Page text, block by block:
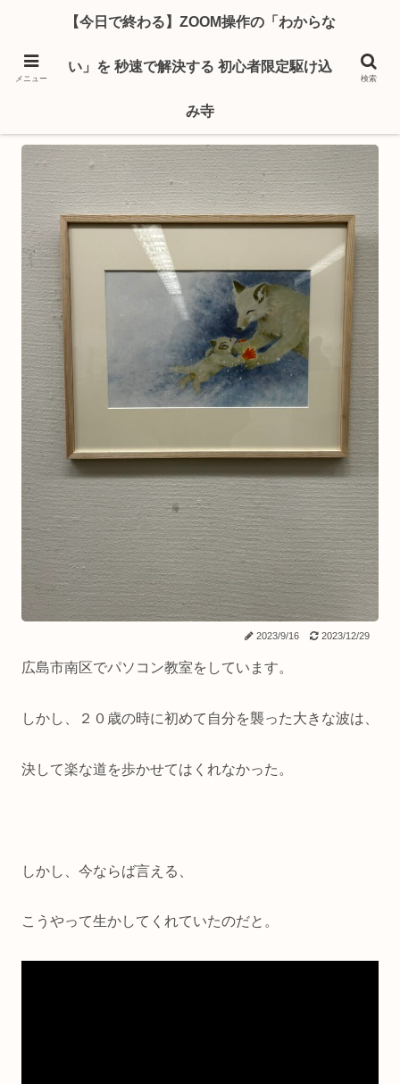
2023/9/16 2023/12/29
広島市南区でパソコン教室をしています。
しかし、２０歳の時に初めて自分を襲った大きな波は、
決して楽な道を歩かせてはくれなかった。
しかし、今ならば言える、
こうやって生かしてくれていたのだと。
メニュー
【今日で終わる】ZOOM操作の「わからな
い」を 秒速で解決する 初心者限定駆け込
み寺
検索